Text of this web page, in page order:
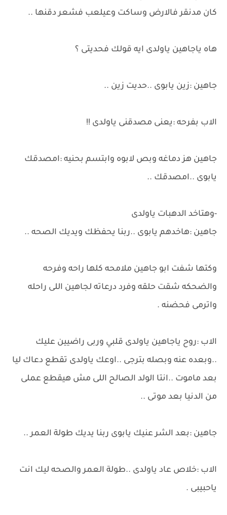
كان مدنقر فالارض وساكت وعيلعب فشعر دقنها ..
هاه ياجاهين ياولدى ايه قولك فحديتى ؟
جاهين :زين يابوى ..حديت زين ..
الاب بفرحه :يعنى مصدقنى ياولدى !!
جاهين هز دماغه وبص لابوه وابتسم بحنيه :امصدقك
يابوى ..امصدقك ..
-وهتاخد الدهبات ياولدى
جاهين :هاخدهم يابوى ..ربنا يحفظك ويديك الصحه ..
وكتها شفت ابو جاهين ملامحه كلها راحه وفرحه
والضحكه شقت حلقه وفرد درعاته لجاهين اللى راحله
واترمى فحضنه .
الاب :روح ياجاهين ياولدى قلبي وربى راضيين عليك
..وبعده عنه وبصله بترجى ..اوعك ياولدى تقطع دعاك ليا
بعد ماموت ..انتا الولد الصالح اللى مش هيقطع عملى
من الدنيا بعد موتى ..
جاهين :بعد الشر عنيك يابوى ربنا يديك طولة العمر ..
الاب :خلاص عاد ياولدى ..طولة العمر والصحه ليك انت
ياحبيبى .